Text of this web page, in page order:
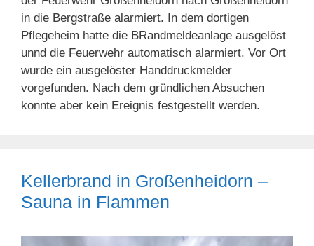
in die Bergstraße alarmiert. In dem dortigen
Pflegeheim hatte die BRandmeldeanlage ausgelöst
unnd die Feuerwehr automatisch alarmiert. Vor Ort
wurde ein ausgelöster Handdruckmelder
vorgefunden. Nach dem gründlichen Absuchen
konnte aber kein Ereignis festgestellt werden.
Kellerbrand in Großenheidorn –
Sauna in Flammen